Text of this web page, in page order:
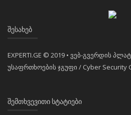
ᲨᲔᲡᲐᲮᲔᲑ
EXPERTI.GE © 2019 • ვებ-გვერდის
უსაფრთხოების ჯგუფი / Cyber Security
ᲨᲔᲛᲗᲮᲕᲔᲕᲘᲗᲘ ᲡᲢᲐᲢᲘᲔᲑᲘ